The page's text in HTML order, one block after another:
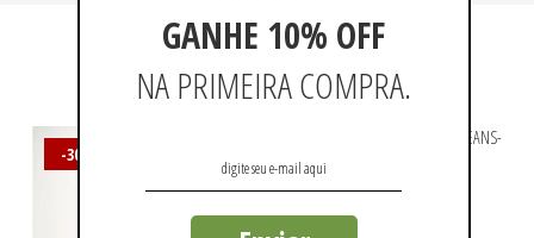
QUEM VIU, VIU TAMBÉM
-30%
GANHE 10% OFF
NA PRIMEIRA COMPRA.